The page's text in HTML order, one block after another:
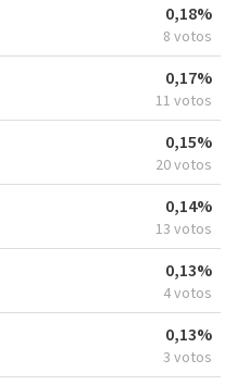
0,18%
8 votos
0,17%
11 votos
0,15%
20 votos
0,14%
13 votos
0,13%
4 votos
0,13%
3 votos